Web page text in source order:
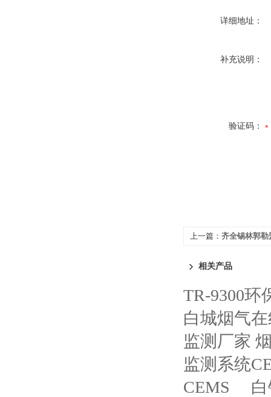
详细地址：
补充说明：
验证码：
上一篇： 齐全锡林郭勒
相关产品
TR-9300环
白城烟气
监测厂家
监测系统
CEMS